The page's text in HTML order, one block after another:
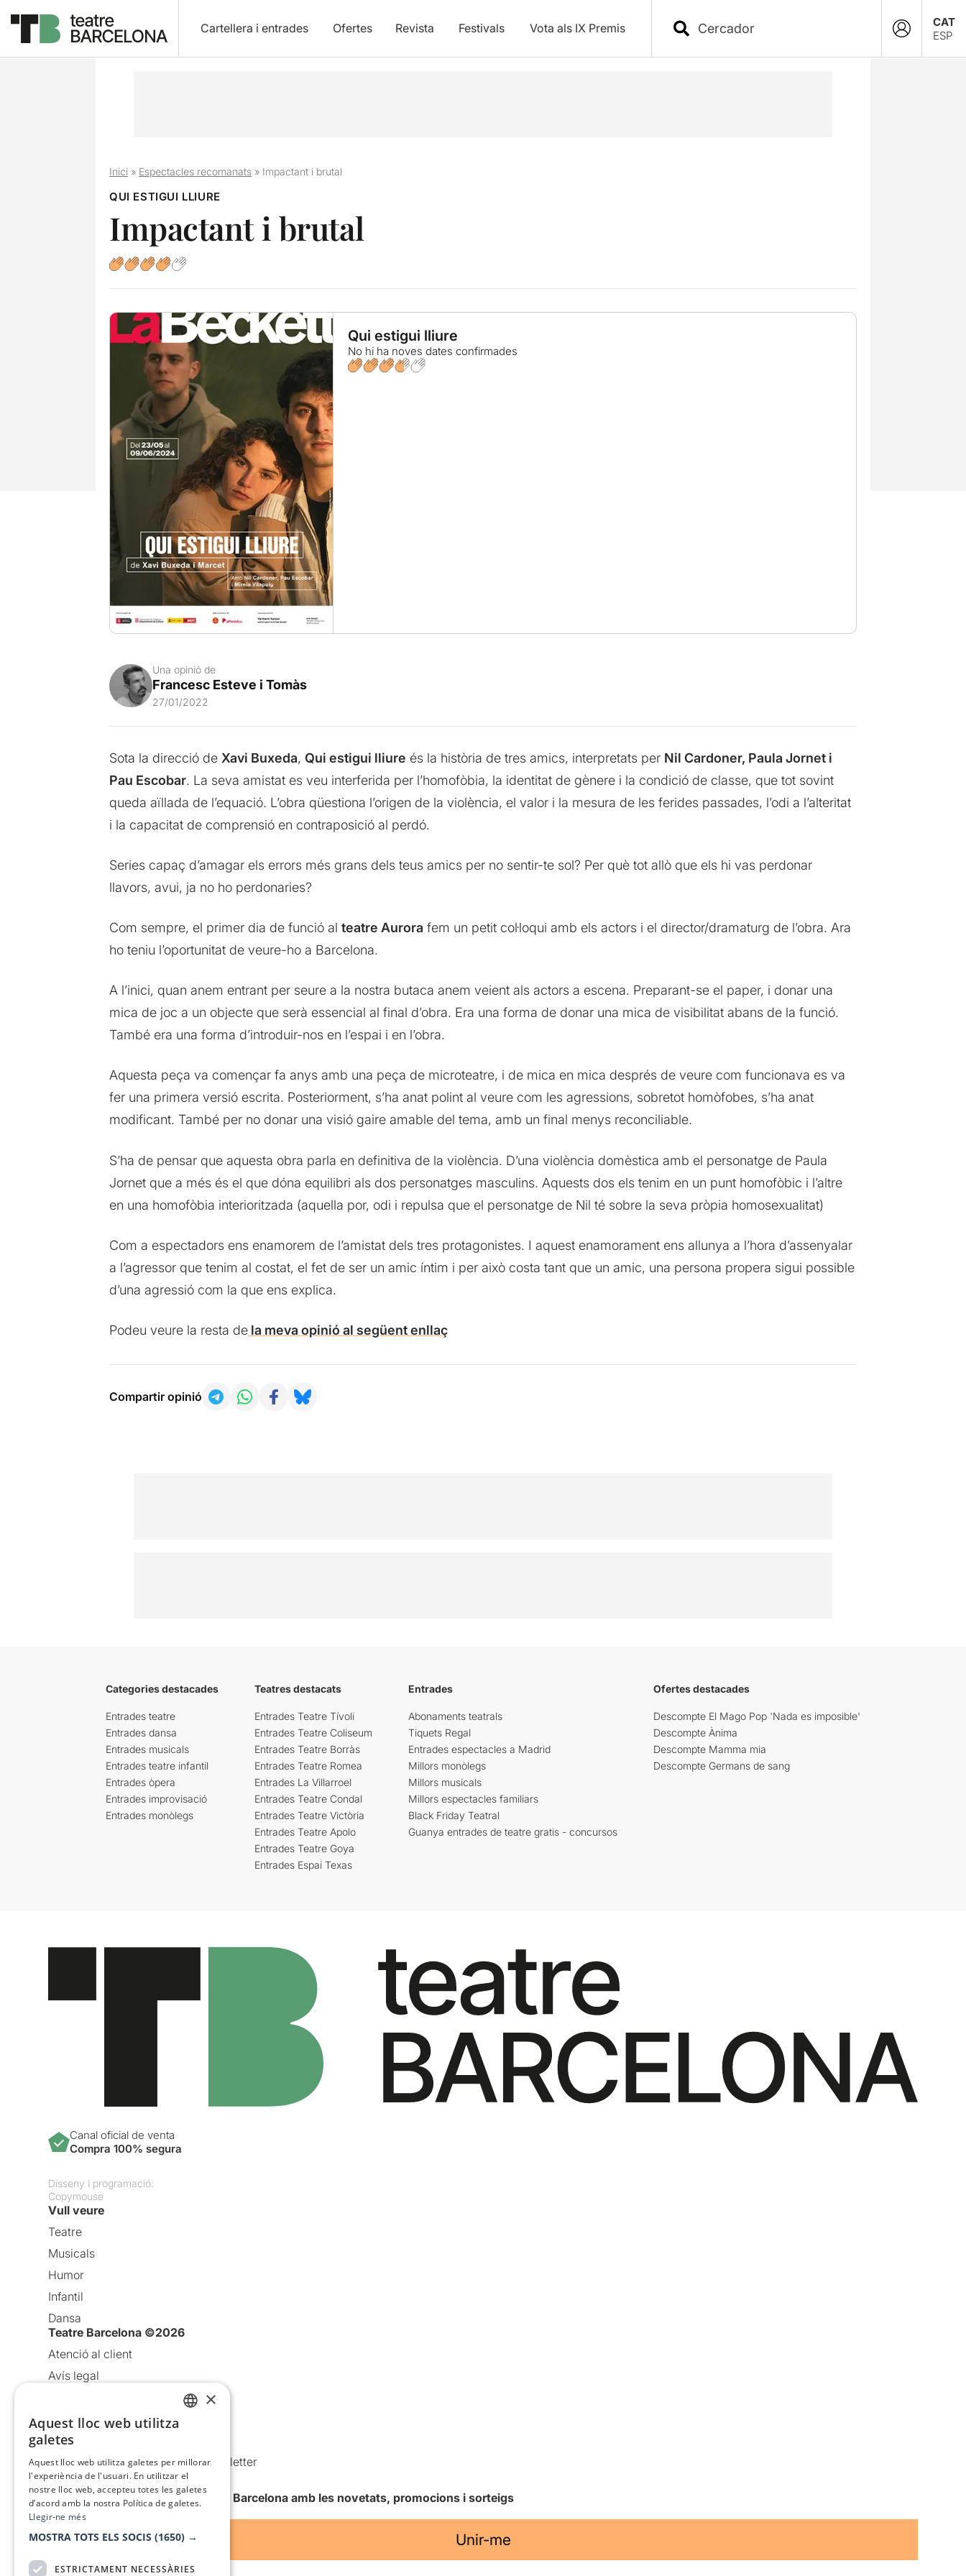
Cartellera i entrades Ofertes Revista Festivals Vota als IX Premis
CAT
ESP
Inici» Espectacles recomanats» Impactant i brutal
QUI ESTIGUI LLIURE
Impactant i brutal
Qui estigui lliure
No hi ha noves dates confirmades
Una opinió de
Francesc Esteve i Tomàs
27/01/2022
Sota la direcció de Xavi Buxeda, Qui estigui lliure és la història de tres amics, interpretats per Nil Cardoner, Paula Jornet i
Pau Escobar. La seva amistat es veu interferida per l’homofòbia, la identitat de gènere i la condició de classe, que tot sovint
queda aïllada de l’equació. L’obra qüestiona l’origen de la violència, el valor i la mesura de les ferides passades, l’odi a l’alteritat
i la capacitat de comprensió en contraposició al perdó.
Series capaç d’amagar els errors més grans dels teus amics per no sentir-te sol? Per què tot allò que els hi vas perdonar
llavors, avui, ja no ho perdonaries?
Com sempre, el primer dia de funció al teatre Aurora fem un petit col·loqui amb els actors i el director/dramaturg de l’obra. Ara
ho teniu l’oportunitat de veure-ho a Barcelona.
A l’inici, quan anem entrant per seure a la nostra butaca anem veient als actors a escena. Preparant-se el paper, i donar una
mica de joc a un objecte que serà essencial al final d’obra. Era una forma de donar una mica de visibilitat abans de la funció.
També era una forma d’introduir-nos en l’espai i en l’obra.
Aquesta peça va començar fa anys amb una peça de microteatre, i de mica en mica després de veure com funcionava es va
fer una primera versió escrita. Posteriorment, s’ha anat polint al veure com les agressions, sobretot homòfobes, s’ha anat
modificant. També per no donar una visió gaire amable del tema, amb un final menys reconciliable.
S’ha de pensar que aquesta obra parla en definitiva de la violència. D’una violència domèstica amb el personatge de Paula
Jornet que a més és el que dóna equilibri als dos personatges masculins. Aquests dos els tenim en un punt homofòbic i l’altre
en una homofòbia interioritzada (aquella por, odi i repulsa que el personatge de Nil té sobre la seva pròpia homosexualitat)
Com a espectadors ens enamorem de l’amistat dels tres protagonistes. I aquest enamorament ens allunya a l’hora d’assenyalar
a l’agressor que tenim al costat, el fet de ser un amic íntim i per això costa tant que un amic, una persona propera sigui possible
d’una agressió com la que ens explica.
Podeu veure la resta dela meva opinió al següent enllaç
Compartir opinió
Categories destacades
Entrades teatre
Entrades dansa
Entrades musicals
Entrades teatre infantil
Entrades òpera
Entrades improvisació
Entrades monòlegs
Teatres destacats
Entrades Teatre Tívoli
Entrades Teatre Coliseum
Entrades Teatre Borràs
Entrades Teatre Romea
Entrades La Villarroel
Entrades Teatre Condal
Entrades Teatre Victòria
Entrades Teatre Apolo
Entrades Teatre Goya
Entrades Espai Texas
Entrades
Abonaments teatrals
Tiquets Regal
Entrades espectacles a Madrid
Millors monòlegs
Millors musicals
Millors espectacles familiars
Black Friday Teatral
Guanya entrades de teatre gratis - concursos
Ofertes destacades
Descompte El Mago Pop 'Nada es imposible'
Descompte Ànima
Descompte Mamma mia
Descompte Germans de sang
Canal oficial de venta
Compra 100% segura
Disseny i programació:
Copymouse
Vull veure
Teatre
Musicals
Humor
Infantil
Dansa
Teatre Barcelona ©2026
Atenció al client
Avís legal
Política de cookies
Condicions d’ús
Comunicacions comercials i Newsletter
Anuncia’t
Vull rebre la newsletter de Teatre Barcelona amb les novetats, promocions i sorteigs
Unir-me
×
Aquest lloc web utilitza
galetes
Aquest lloc web utilitza galetes per millorar
l'experiència de l'usuari. En utilitzar el
nostre lloc web, accepteu totes les galetes
d’acord amb la nostra Política de galetes.
Llegir-ne més
MOSTRA TOTS ELS SOCIS (1650) →
ESTRICTAMENT NECESSÀRIES